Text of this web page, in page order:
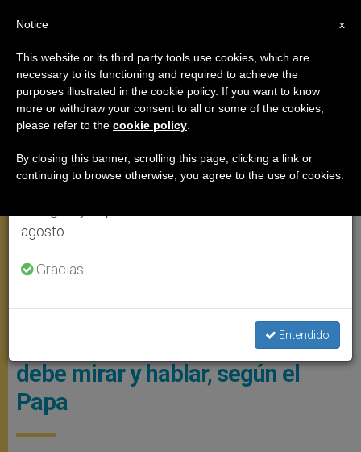
ANGELUS
Angelus Papa Francisco. Foto: Vatican.va
Cuatro modos como el cristiano
debe mirar y hablar, según el
Papa
×
Aviso importante
Del 27 de julio al 7 de agosto haremos la pausa
anual, aprovechando que en el periodo de verano
se generan menos informaciones y también el
agosto.
Gracias.
Entendido
x
Notice
This website or its third party tools use cookies, which are
necessary to its functioning and required to achieve the
purposes illustrated in the cookie policy. If you want to know
more or withdraw your consent to all or some of the cookies,
please refer to the cookie policy
By closing this banner, scrolling this page, clicking a link or
continuing to browse otherwise, you agree to the use of cookies.